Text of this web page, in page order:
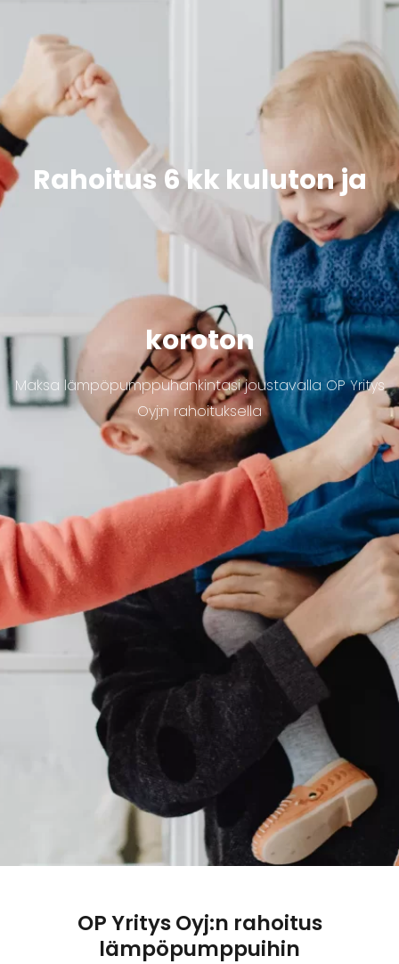
Rahoitus 6 kk kuluton ja
koroton
Maksa lämpöpumppuhankintasi joustavalla OP Yritys
Oyj:n rahoituksella
OP Yritys Oyj:n rahoitus
lämpöpumppuihin